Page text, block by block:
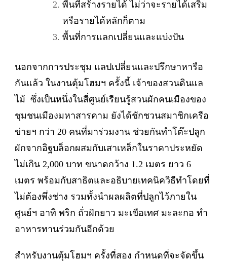
พื้นที่สร้างรายได้ ไม่ว่าจะรายได้เสริม
หรือรายได้หลักก็ตาม
พื้นที่การแลกเปลี่ยนและแบ่งปัน
นอกจากการประชุม แลปเปลี่ยนและปรึกษาหารือ
กันแล้ว ในงานตุ้มโฮมฯ ครั้งนี้ เจ้าของสวนดินแล
ไม้ ซึ่งเป็นหนึ่งในสี่ศูนย์เรียนรู้สวนผักคนเมืองของ
ชุมชนเมืองมหาสารคาม ยังได้ชักชวนสมาชิกเครือ
ข่ายฯ กว่า 20 คนที่มาร่วมงาน ช่วยกันทำโต๊ะปลูก
ผักจากอิฐบล็อกผสมกับเสาเหล็กในราคาประหยัด
ไม่เกิน 2,000 บาท ขนาดกว้าง 1.2 เมตร ยาว 6
เมตร พร้อมกับสาธิตและอธิบายเทคนิควิธีทำโดยที่
ไม่ต้องพึ่งช่าง รวมทั้งนำผลผลิตที่ปลูกไว้ภายใน
ศูนย์ฯ อาทิ พริก ถั่วฝักยาว มะเขือเทศ มะละกอ ทำ
อาหารทานร่วมกันอีกด้วย
สำหรับงานตุ้มโฮมฯ ครั้งที่สอง กำหนดที่จะจัดขึ้น